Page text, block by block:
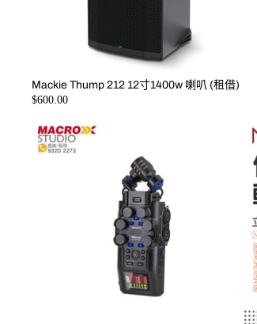
Mackie Thump 212 12寸1400w 喇叭 (租借)
$600.00